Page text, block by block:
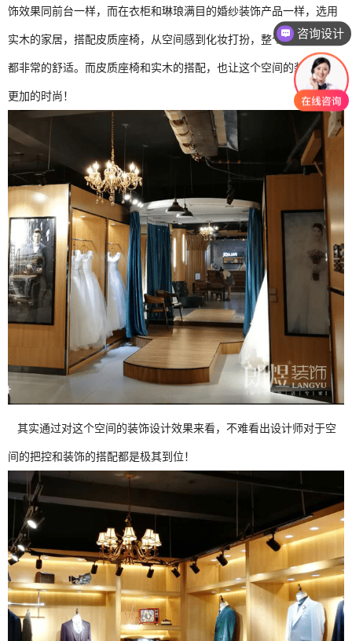
饰效果同前台一样，而在衣柜和琳琅满目的婚纱装饰产品一样，选用
实木的家居，搭配皮质座椅，从空间感到化妆打扮，整个流程下来，
都非常的舒适。而皮质座椅和实木的搭配，也让这个空间的装饰效果
更加的时尚！
其实通过对这个空间的装饰设计效果来看，不难看出设计师对于空
间的把控和装饰的搭配都是极其到位！
咨询设计